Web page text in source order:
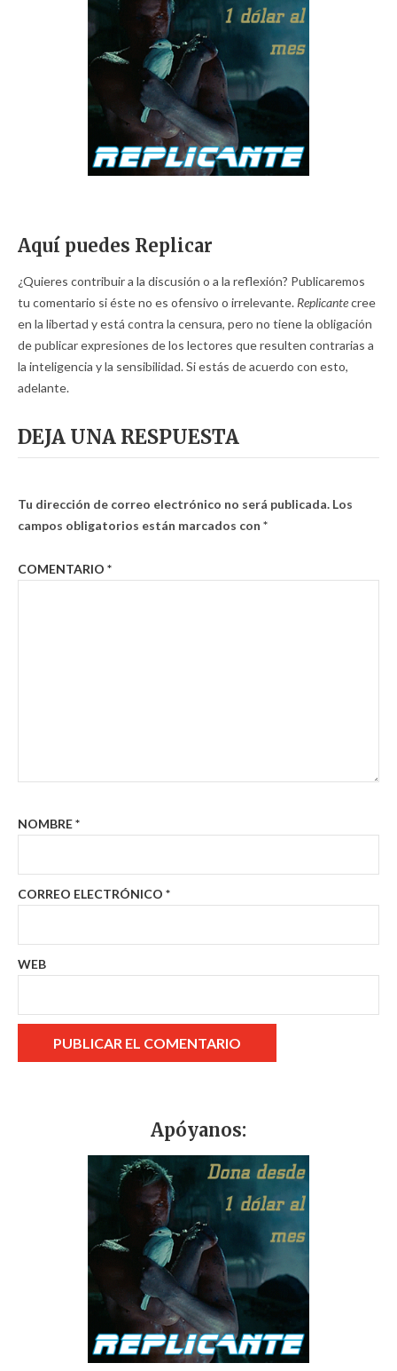
Aquí puedes Replicar
¿Quieres contribuir a la discusión o a la reflexión? Publicaremos
tu comentario si éste no es ofensivo o irrelevante. Replicantecree
en la libertad y está contra la censura, pero no tiene la obligación
de publicar expresiones de los lectores que resulten contrarias a
la inteligencia y la sensibilidad. Si estás de acuerdo con esto,
adelante.
DEJA UNA RESPUESTA
Tu dirección de correo electrónico no será publicada. Los
campos obligatorios están marcados con *
COMENTARIO *
NOMBRE*
CORREO ELECTRÓNICO *
WEB
Apóyanos: